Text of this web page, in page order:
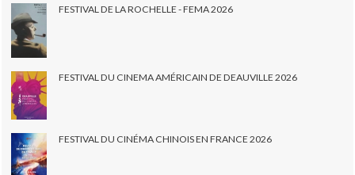
FESTIVAL DE LA ROCHELLE - FEMA 2026
FESTIVAL DU CINEMA AMÉRICAIN DE DEAUVILLE 2026
FESTIVAL DU CINÉMA CHINOIS EN FRANCE 2026